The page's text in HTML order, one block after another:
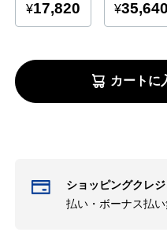
カートに
ショッピングクレ
払い・ボーナス払い